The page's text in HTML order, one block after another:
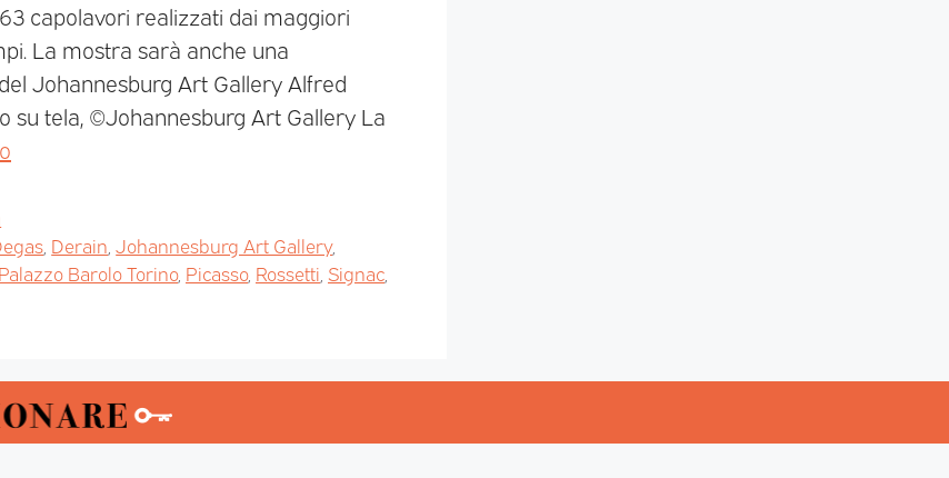
capolavori realizzati dai maggiori
La mostra sarà anche una
Johannesburg Art Gallery Alfred
su tela, ©Johannesburg Art Gallery La
Derain ,Johannesburg Art Gallery,
Palazzo Barolo Torino, Picasso, Rossetti Signac